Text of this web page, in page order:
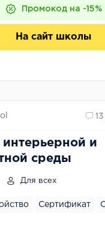
Промокод на -15%
На сайт школы
13
и
среды
Для всех
Сертификат